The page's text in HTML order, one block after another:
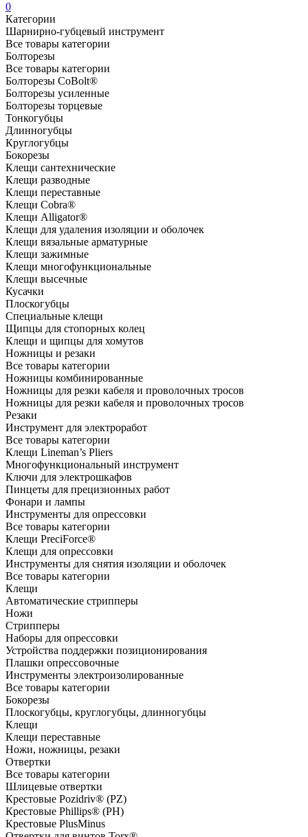
0
Категории
Шарнирно-губцевый инструмент
Все товары категории
Болторезы
Все товары категории
Болторезы CoBolt®
Болторезы усиленные
Болторезы торцевые
Тонкогубцы
Длинногубцы
Круглогубцы
Бокорезы
Клещи сантехнические
Клещи разводные
Клещи переставные
Клещи Cobra®
Клещи Alligator®
Клещи для удаления изоляции и оболочек
Клещи вязальные арматурные
Клещи зажимные
Клещи многофункциональные
Клещи высечные
Кусачки
Плоскогубцы
Специальные клещи
Щипцы для стопорных колец
Клещи и щипцы для хомутов
Ножницы и резаки
Все товары категории
Ножницы комбинированные
Ножницы для резки кабеля и проволочных тросов
Ножницы для резки кабеля и проволочных тросов
Резаки
Инструмент для электроработ
Все товары категории
Клещи Lineman’s Pliers
Многофункциональный инструмент
Ключи для электрошкафов
Пинцеты для прецизионных работ
Фонари и лампы
Инструменты для опрессовки
Все товары категории
Клещи PreciForce®
Клещи для опрессовки
Инструменты для снятия изоляции и оболочек
Все товары категории
Клещи
Автоматические стрипперы
Ножи
Стрипперы
Наборы для опрессовки
Устройства поддержки позиционирования
Плашки опрессовочные
Инструменты электроизолированные
Все товары категории
Бокорезы
Плоскогубцы, круглогубцы, длинногубцы
Клещи
Клещи переставные
Ножи, ножницы, резаки
Отвертки
Все товары категории
Шлицевые отвертки
Крестовые Pozidriv® (PZ)
Крестовые Phillips® (PH)
Крестовые PlusMinus